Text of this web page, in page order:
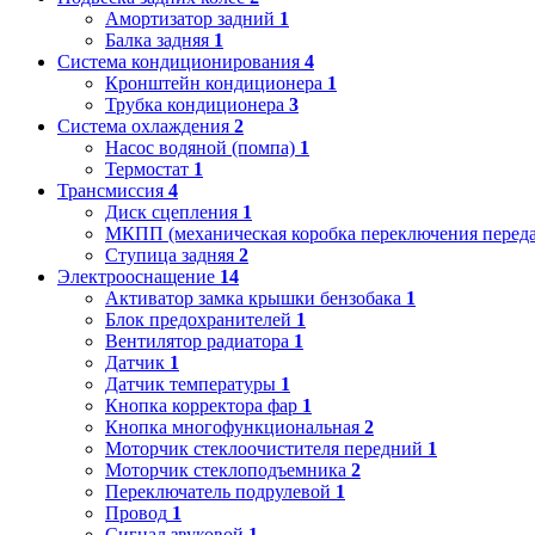
Амортизатор задний 1
Балка задняя 1
Система кондиционирования 4
Кронштейн кондиционера 1
Трубка кондиционера 3
Система охлаждения 2
Насос водяной (помпа) 1
Термостат 1
Трансмиссия 4
Диск сцепления 1
МКПП (механическая коробка переключения
Ступица задняя 2
Электрооснащение 14
Активатор замка крышки бензобака 1
Блок предохранителей 1
Вентилятор радиатора 1
Датчик 1
Датчик температуры 1
Кнопка корректора фар 1
Кнопка многофункциональная 2
Моторчик стеклоочистителя передний 1
Моторчик стеклоподъемника 2
Переключатель подрулевой 1
Провод 1